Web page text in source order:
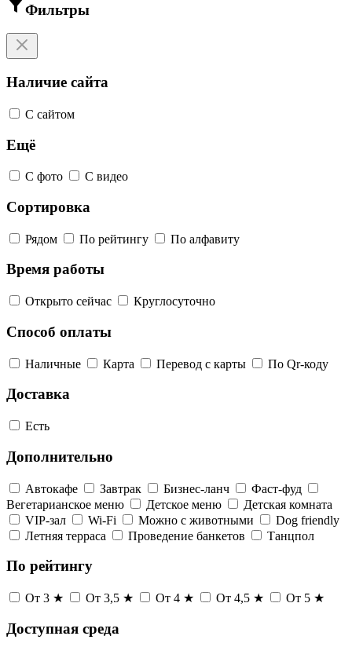
Фильтры
Наличие сайта
С сайтом
Ещё
С фото С видео
Сортировка
Рядом По рейтингу По алфавиту
Время работы
Открыто сейчас Круглосуточно
Способ оплаты
Наличные Карта Перевод с карты По Qr-коду
Доставка
Есть
Дополнительно
Автокафе Завтрак Бизнес-ланч
Фаст-фуд
Вегетарианское меню
Детское меню
Детская комната
VIP-зал
Wi-Fi Можно с животными
Dog friendly
Летняя терраса
Проведение банкетов Танцпол
По рейтингу
От 3 ★ От 3,5 ★ От 4 ★ От 4,5 ★ От 5 ★
Доступная среда